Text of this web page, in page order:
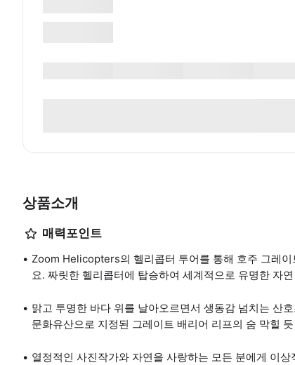
상품소개
매력포인트
Zoom Helicopters의 헬리콥터 투어를 통해 호주 그레
요. 짜릿한 헬리콥터에 탑승하여 세계적으로 유명한 자
맑고 투명한 바다 위를 날아오르면서 생동감 넘치는 산
문화유산으로 지정된 그레이트 배리어 리프의 숨 막힐
열정적인 사진작가와 자연을 사랑하는 모든 분에게 이